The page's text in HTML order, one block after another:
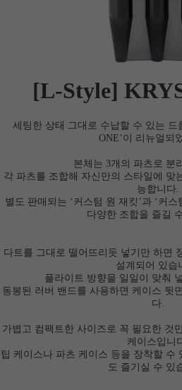
[L-Style]
세팅한 상태 그대로 수납할 수 있는 드
ONE’이 리뉴얼되
본체는 3개의 파츠로 분
각 파츠를 조합해 자신만의 스타일에 맞
능합니다.
별도 판매되는 ‘커스텀 원 재킷’과 ‘커
다양한 조합을 즐길
다트를 그대로 떨어뜨리듯 넣기만 하면
설계되어 있습
플라이트 방향을 일일이 맞춰
동봉된 러버 밴드를 사용하면 케이스 뒷
다.
가볍고 컴팩트한 사이즈로 꼭 필요한 것
케이스입니
팁 케이스나 파츠 케이스 등을 장착할 수
도 즐기실 수 있